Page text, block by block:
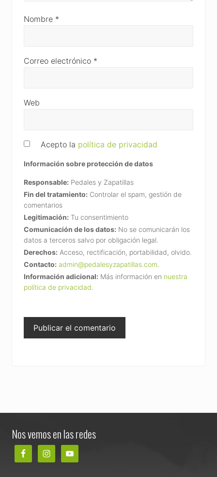
Nombre *
Correo electrónico *
Web
Acepto la política de privacidad
Información sobre protección de datos
Responsable: Pedales y Zapatillas
Fin del tratamiento: Controlar el spam, gestión de
comentarios
Legitimación: Tu consentimiento
Comunicación de los datos: No se comunicarán los
datos a terceros salvo por obligación legal.
Derechos: Acceso, rectificación, portabilidad, olvido.
Contacto: admin@pedalesyzapatillas.com.
Información adicional: Más información en nuestra
política de privacidad.
Nos vemos en las redes